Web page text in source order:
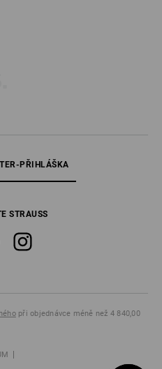
PŘIHLÁŠKA
STRAUSS
při objednávce méně než 4 840,00